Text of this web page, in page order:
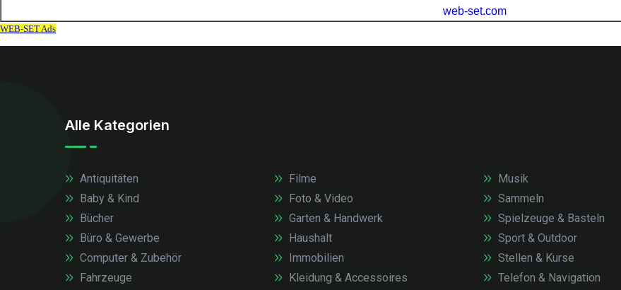
Alle Kategorien
Antiquitäten
Baby & Kind
Bücher
Büro & Gewerbe
Computer & Zubehör
Fahrzeuge
Filme
Foto & Video
Garten & Handwerk
Haushalt
Immobilien
Kleidung & Accessoires
Musik
Sammeln
Spielzeuge & Basteln
Sport & Outdoor
Stellen & Kurse
Telefon & Navigation